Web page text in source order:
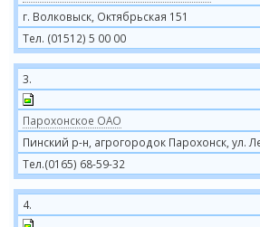
г. Волковыск, Октябрьская 151
Тел. (01512) 5 00 00
3.
Парохонское ОАО
Пинский р-н, агрогородок Парохонск, ул.
Тел.(0165) 68-59-32
4.